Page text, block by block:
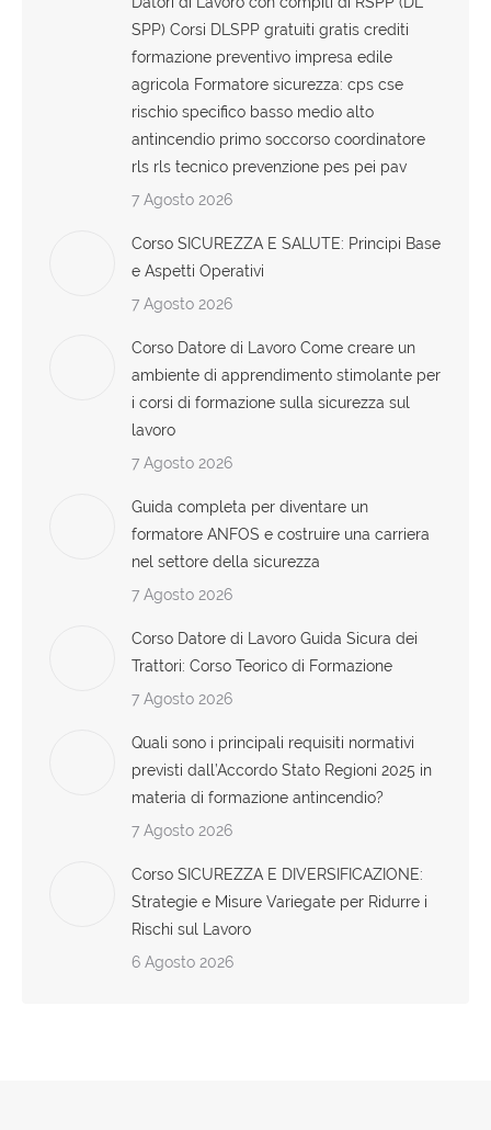
SPP) Corsi DLSPP gratuiti gratis crediti
formazione preventivo impresa edile
agricola Formatore sicurezza: cps cse
rischio specifico basso medio alto
antincendio primo soccorso coordinatore
rls rls tecnico prevenzione pes pei pav
7 Agosto 2026
Corso SICUREZZA E SALUTE: Principi Base
e Aspetti Operativi
7 Agosto 2026
Corso Datore di Lavoro Come creare un
ambiente di apprendimento stimolante per
i corsi di formazione sulla sicurezza sul
lavoro
7 Agosto 2026
Guida completa per diventare un
formatore ANFOS e costruire una carriera
nel settore della sicurezza
7 Agosto 2026
Corso Datore di Lavoro Guida Sicura dei
Trattori: Corso Teorico di Formazione
7 Agosto 2026
Quali sono i principali requisiti normativi
previsti dall’Accordo Stato Regioni 2025 in
materia di formazione antincendio?
7 Agosto 2026
Corso SICUREZZA E DIVERSIFICAZIONE:
Strategie e Misure Variegate per Ridurre i
Rischi sul Lavoro
6 Agosto 2026